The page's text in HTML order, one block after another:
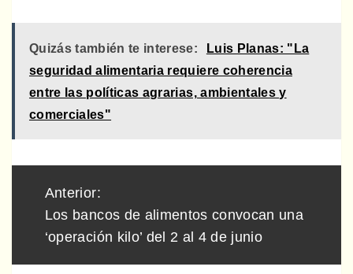
Quizás también te interese:
Luis Planas: "La
seguridad alimentaria requiere coherencia
entre las políticas agrarias, ambientales y
comerciales"
entradas
Anterior:
Los bancos de alimentos convocan una
‘operación kilo’ del 2 al 4 de junio